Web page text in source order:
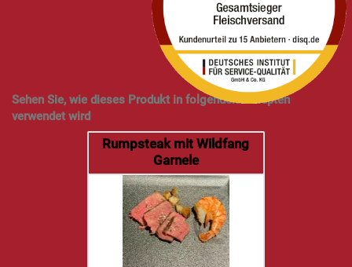
Versandkommt obendrauf.
sofort verfügbar
Sehen Sie, wie dieses Produkt in folgenden Rezepten
verwendet wird
Rumpsteak mit Wildfang
Garnele